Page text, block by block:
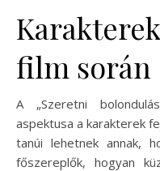
film során
A „Szeretni
aspektusa a karakterek
tanúi lehetnek annak,
főszereplők, hogyan